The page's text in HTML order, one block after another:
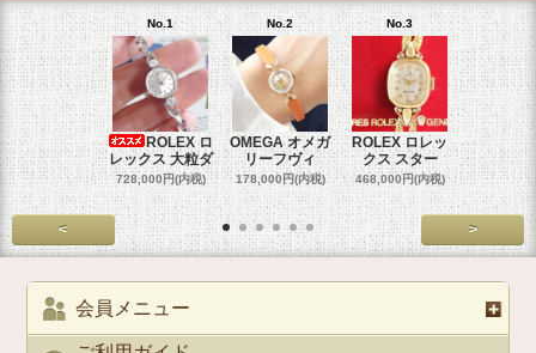
No.1
ROLEX ロ
レックス 大粒ダ
728,000円(内税)
No.2
OMEGA オメガ
リーフヴィ
178,000円(内税)
No.3
ROLEX ロレッ
クス スター
468,000円(内税)
No.4
ROLEX
クス
458,000円
< >
会員メニュー